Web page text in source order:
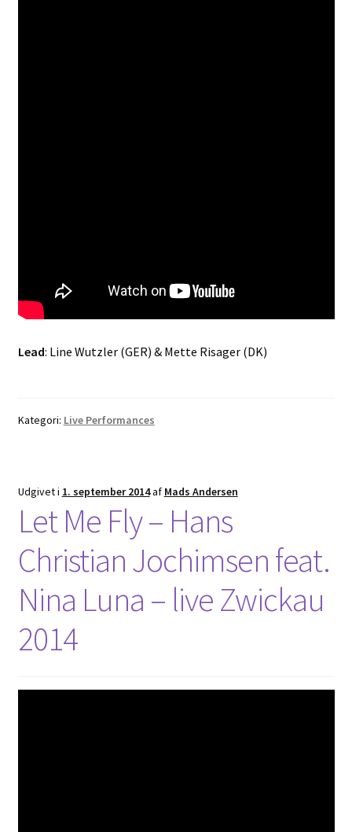
Lead: Line Wutzler (GER) & Mette Risager (DK)
Kategori: Live Performances
Udgivet i 1. september 2014af Mads Andersen
Let Me Fly – Hans
Christian Jochimsen feat.
Nina Luna – live Zwickau
2014